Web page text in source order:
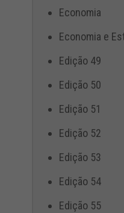
Economia
Economia e
Edição 49
Edição 50
Edição 51
Edição 52
Edição 53
Edição 54
Edição 55